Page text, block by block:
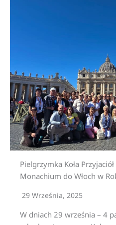
Pielgrzymka Koła
Monachium do Włoch w
29 Września, 2025
W dniach 29 września – 4